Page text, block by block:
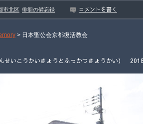
市北区 徘徊の備忘録 コメントを書く
> 日本聖公会京都復活教会
せいこうかいきょうとふっかつきょうかい）